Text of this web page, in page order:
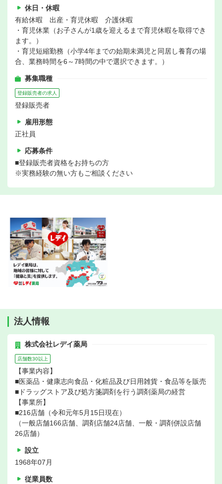
休日・休暇
有給休暇 出産・育児休暇 介護休暇
・育児休業（お子さんが1歳を迎えるまで育児休暇を取得でき
ます。）
・育児短縮勤務（小学4年までの始期未満児と同居し養育の場
合、業務時間を6～7時間の中で選択できます。）
募集職種
登録販売者の求人
登録販売者
雇用形態
正社員
応募条件
■登録販売者資格をお持ちの方
※実務経験の無い方もご相談ください
法人情報
株式会社レデイ薬局
店舗数30以上
【事業内容】
■医薬品・健康志向食品・化粧品及び日用雑貨・食品等を販売
■ドラッグストア及び処方箋調剤を行う調剤薬局の経営
【事業所】
■216店舗（令和元年5月15日現在）
（一般店舗166店舗、調剤店舗24店舗、一般・調剤併設店舗
26店舗）
設立
1968年07月
従業員数